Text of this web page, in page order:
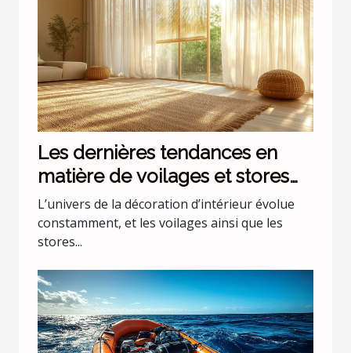
Les dernières tendances en
matière de voilages et stores
pour intérieurs
L’univers de la décoration d’intérieur évolue
constamment, et les voilages ainsi que les
stores...